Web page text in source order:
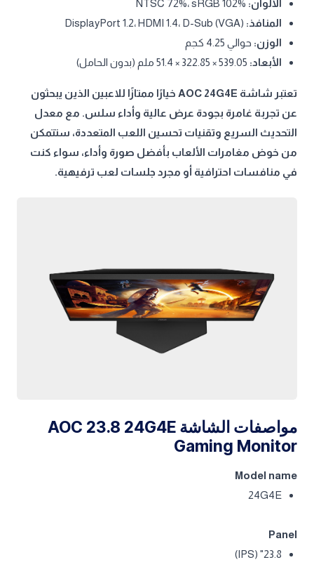
الألوان:
المنافذ:
الوزن: حوالي 4.25 كجم
الأبعاد:
تعتبر شاشة AOC 24G4E خيارًا ممتازًا للاعبين الذين يبحثون
عن تجربة غامرة بجودة عرض عالية وأداء سلس. مع معدل
التحديث السريع وتقنيات تحسين اللعب المتعددة، ستتمكن
من خوض مغامرات الألعاب بأفضل صورة وأداء، سواء كنت
في منافسات احترافية أو مجرد جلسات لعب ترفيهية.
مواصفات الشاشة AOC 23.8 24G4E
Gaming Monitor
Model name
24G4E
Panel
23.8" (IPS)